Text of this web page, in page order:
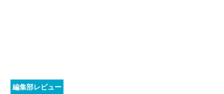
編集部レビュー